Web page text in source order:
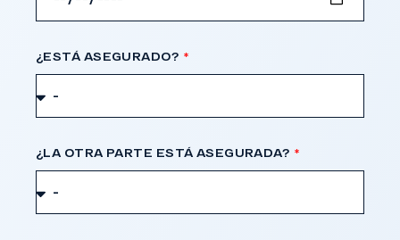
¿ESTÁ ASEGURADO?
¿LA OTRA PARTE ESTÁ ASEGURADA?